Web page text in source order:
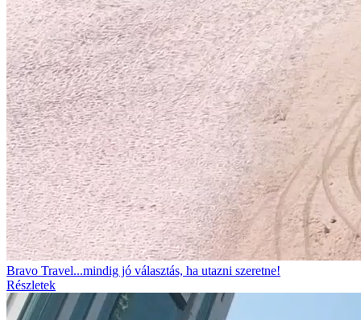
Bravo Travel...mindig jó választás, ha utazni szeretne!
Részletek